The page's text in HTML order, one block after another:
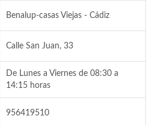
Benalup-casas Viejas - Cádiz
Calle San Juan, 33
De Lunes a Viernes de 08:30 a
14:15 horas
956419510